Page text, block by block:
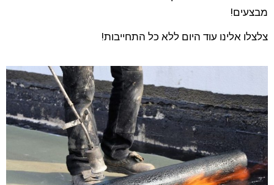
מבצעים!
צלצלו אלינו עוד היום ללא כל התחייבות!